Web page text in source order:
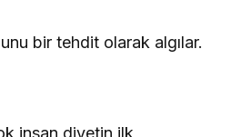
bir tehdit olarak algılar.
insan diyetin ilk